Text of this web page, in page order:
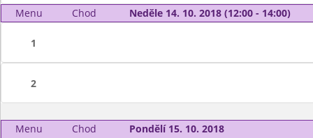
Menu Chod Neděle 14. 10. 2018 (12:00 - 14:00)
1
2
Menu Chod
Pondělí 15. 10. 2018